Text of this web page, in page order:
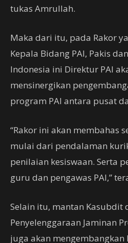
tukas Amrullah.
Maka dari itu, pada Rakor
Kepala Bidang PAI, Pakis
Indonesia ini Direktur PAI
mensinergikan
program PAI antara pusat
“Rakor ini akan membahas
mulai dari pendalaman
penilaian kesiswaan. Serta
guru dan pengawas PAI,”
Selain itu, mantan Kasubdit
Penyelenggaraan Jaminan
juga akan mengembangkan